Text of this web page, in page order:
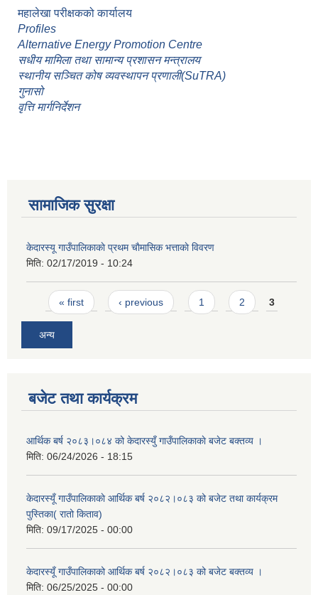
महालेखा परीक्षकको कार्यालय
Profiles
Alternative Energy Promotion Centre
सधीय मामिला तथा सामान्य प्रशासन मन्त्रालय
स्थानीय सञ्चित कोष व्यवस्थापन प्रणाली(SuTRA)
गुनासो
वृत्ति मार्गनिर्देशन
सामाजिक सुरक्षा
केदारस्यू गाउँपालिकाकाे प्रथम चाैमासिक भत्ताकाे विवरण
मिति: 02/17/2019 - 10:24
Pages
« first ‹ previous 1 2 3
अन्य
बजेट तथा कार्यक्रम
आर्थिक बर्ष २०८३।०८४ को केदारस्युँ गाउँपालिकाकाे बजेट बक्तव्य ।
मिति: 06/24/2026 - 18:15
केदारस्यूँ गाउँपालिकाकाे आर्थिक बर्ष २०८२।०८३ को बजेट तथा कार्यक्रम
पुस्तिका( रातो किताव)
मिति: 09/17/2025 - 00:00
केदारस्यूँ गाउँपालिकाको आर्थिक बर्ष २०८२।०८३ को बजेट बक्तव्य ।
मिति: 06/25/2025 - 00:00